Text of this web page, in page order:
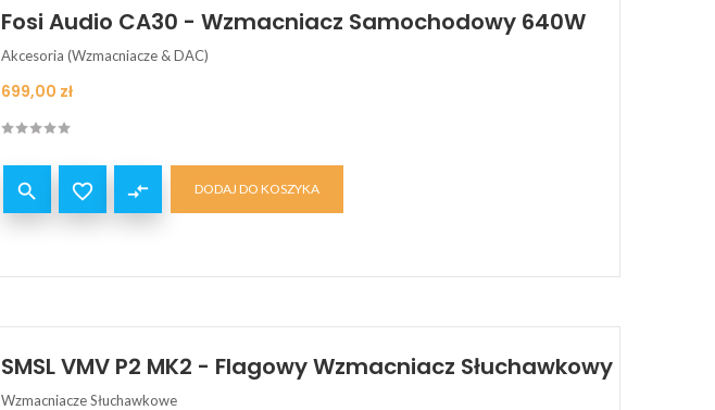
Fosi Audio CA30 - Wzmacniacz Samochodowy 640W
Akcesoria (Wzmacniacze & DAC)
Cena
699,00 zł
  compare_arrows DODAJ DO KOSZYKA
SMSL VMV P2 MK2 - Flagowy Wzmacniacz Słuchawkowy
Wzmacniacze Słuchawkowe